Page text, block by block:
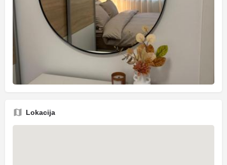
Lokacija